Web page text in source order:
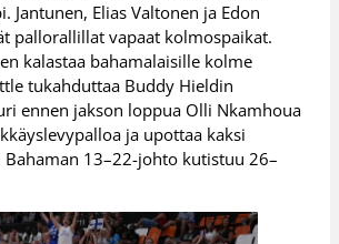
Jantunen, Elias Valtonen ja Edon
pallorallillat vapaat kolmospaikat.
kalastaa bahamalaisille kolme
tukahduttaa Buddy Hieldin
ennen jakson loppua Olli Nkamhoua
ja upottaa kaksi
13–22-johto kutistuu 26–